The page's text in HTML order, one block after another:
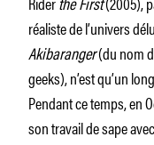
réaliste de l’univers
Akibaranger(du nom
geeks), n’est qu’un
Pendant ce temps, en
son travail de sape